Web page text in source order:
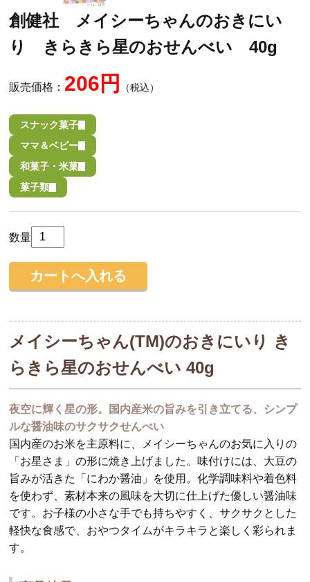
創健社 メイシーちゃんのおきにい
り きらきら星のおせんべい 40g
販売価格： 206円 （税込）
スナック菓子
ママ＆ベビー
和菓子・米菓
菓子類
数量
メイシーちゃん(TM)のおきにいり き
らきら星のおせんべい 40g
夜空に輝く星の形。国内産米の旨みを引き立てる、シンプ
ルな醤油味のサクサクせんべい
国内産のお米を主原料に、メイシーちゃんのお気に入りの
「お星さま」の形に焼き上げました。味付けには、大豆の
旨みが活きた「にわか醤油」を使用。化学調味料や着色料
を使わず、素材本来の風味を大切に仕上げた優しい醤油味
です。お子様の小さな手でも持ちやすく、サクサクとした
軽快な食感で、おやつタイムがキラキラと楽しく彩られま
す。